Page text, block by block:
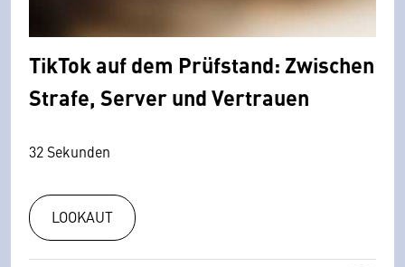
TikTok auf dem Prüfstand: Zwischen
Strafe, Server und Vertrauen
32 Sekunden
LOOKAUT